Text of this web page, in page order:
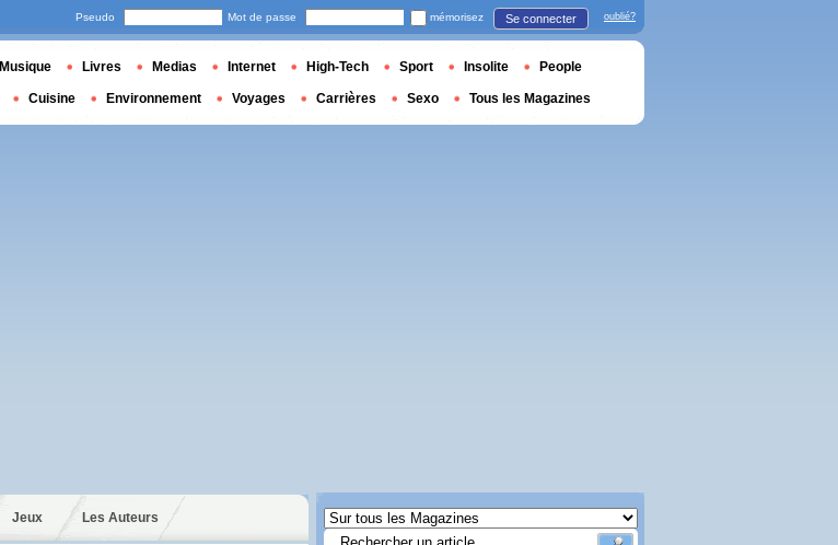
Jeux Les Auteurs
Pseudo Mot de passe mémorisez Se connecter oublié?
Musique Livres Medias Internet High-Tech Sport Insolite People
Cuisine Environnement Voyages Carrières Sexo Tous les Magazines